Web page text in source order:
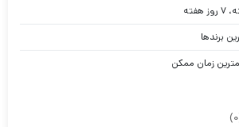
برندها
زمان ممکن